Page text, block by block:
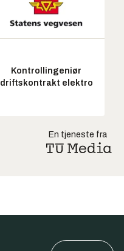
Kontrollingeniør
driftskontrakt elektro
En tjeneste fra